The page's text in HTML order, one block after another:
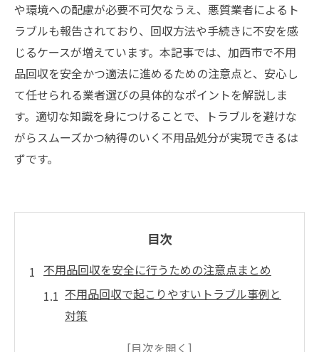
や環境への配慮が必要不可欠なうえ、悪質業者によるト
ラブルも報告されており、回収方法や手続きに不安を感
じるケースが増えています。本記事では、加西市で不用
品回収を安全かつ適法に進めるための注意点と、安心し
て任せられる業者選びの具体的なポイントを解説しま
す。適切な知識を身につけることで、トラブルを避けな
がらスムーズかつ納得のいく不用品処分が実現できるは
ずです。
目次
不用品回収を安全に行うための注意点まとめ
不用品回収で起こりやすいトラブル事例と
対策
安全な不用品回収を実現するための確認ポ